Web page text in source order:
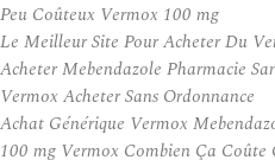
Peu Coûteux Vermox 100 mg
Le Meilleur Site Pour Acheter Du
Acheter Mebendazole Pharmacie
Vermox Acheter Sans Ordonnance
Achat Générique Vermox
100 mg Vermox Combien Ça Coûte